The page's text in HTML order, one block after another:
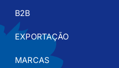
B2B
EXPORTAÇÃO
MARCAS